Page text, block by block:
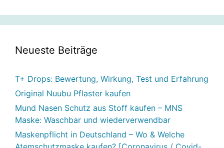
Neueste Beiträge
T+ Drops: Bewertung, Wirkung, Test und Erfahrung
Original Nuubu Pflaster kaufen
Mund Nasen Schutz aus Stoff kaufen – MNS
Maske: Waschbar und wiederverwendbar
Maskenpflicht in Deutschland – Wo & Welche